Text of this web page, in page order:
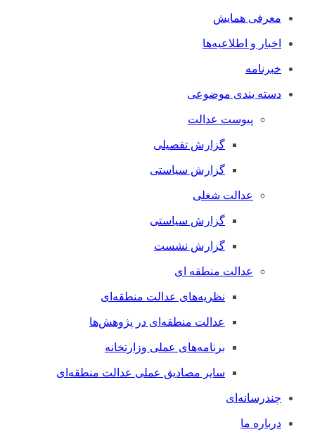
معرفی همایش
اخبار و اطلاعیه‌ها
خبرنامه
دسته بندی موضوعی
پیوست عدالت
گزارش تفصیلی
گزارش سیاستی
عدالت شغلی
گزارش سیاستی
گزارش نشست
عدالت منطقه ای
نظریه‌های عدالت منطقه‌ای
عدالت منطقه‌ای در پژوهش‌ها
برنامه‌های عملی وزارتخانه
سایر مصادیق عملی عدالت منطقه‌ای
چندرسانه‌ای
درباره ما